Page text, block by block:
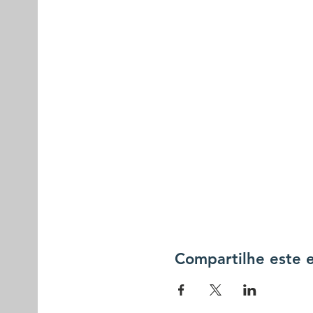
Compartilhe este